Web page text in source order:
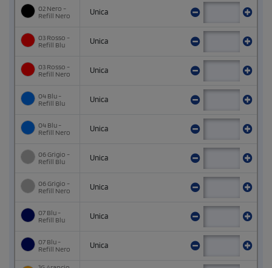
02 Nero -
Refill Nero
Unica
03 Rosso -
Refill Blu
Unica
03 Rosso -
Refill Nero
Unica
04 Blu -
Refill Blu
Unica
04 Blu -
Refill Nero
Unica
06 Grigio -
Refill Blu
Unica
06 Grigio -
Refill Nero
Unica
07 Blu -
Refill Blu
Unica
07 Blu -
Refill Nero
Unica